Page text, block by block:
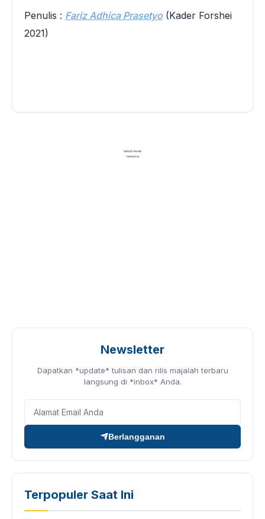
Penulis : Fariz Adhica Prasetyo (Kader Forshei
2021)
Newsletter
Dapatkan *update* tulisan dan rilis majalah terbaru
langsung di *inbox* Anda.
Berlangganan
Terpopuler Saat Ini